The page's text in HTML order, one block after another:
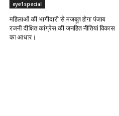
eye1special
महिलाओं की भागीदारी से मजबूत होगा पंजाब
रजनी दीक्षित कांग्रेस की जनहित नीतियां विकास
का आधार।